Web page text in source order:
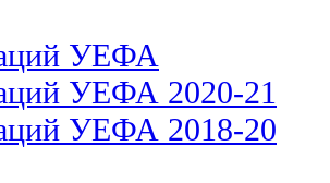
УЕФА
УЕФА 2020-21
УЕФА 2018-20